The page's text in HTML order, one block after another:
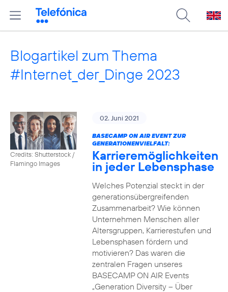
Blogartikel zum Thema
#Internet_der_Dinge 2023
Credits: Shutterstock /
Flamingo Images
02. Juni 2021
BASECAMP ON AIR EVENT ZUR
GENERATIONENVIELFALT:
Karrieremöglichkeiten
in jeder Lebensphase
Welches Potenzial steckt in der
generationsübergreifenden
Zusammenarbeit? Wie können
Unternehmen Menschen aller
Altersgruppen, Karrierestufen und
Lebensphasen fördern und
motivieren? Das waren die
zentralen Fragen unseres
BASECAMP ON AIR Events
„Generation Diversity – Über